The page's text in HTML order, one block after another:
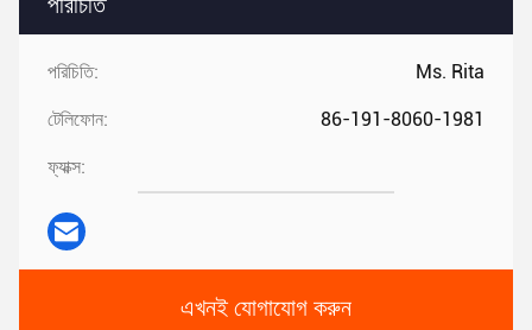
পরিচিতি: Ms. Rita
টেলিফোন: 86-191-8060-1981
ফ্যাক্স:
এখনই যোগাযোগ করুন